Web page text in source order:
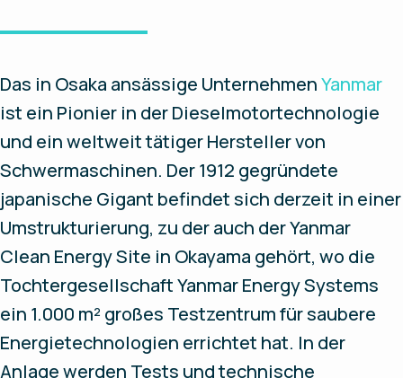
Das in Osaka ansässige UnternehmenYanmar
ist ein Pionier in der Dieselmotortechnologie
und ein weltweit tätiger Hersteller von
Schwermaschinen. Der 1912 gegründete
japanische Gigant befindet sich derzeit in einer
Umstrukturierung, zu der auch der Yanmar
Clean Energy Site in Okayama gehört, wo die
Tochtergesellschaft Yanmar Energy Systems
ein 1.000 m² großes Testzentrum für saubere
Energietechnologien errichtet hat. In der
Anlage werden Tests und technische